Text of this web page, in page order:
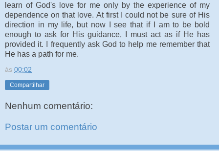
learn of God's love for me only by the experience of my
dependence on that love. At first I could not be sure of His
direction in my life, but now I see that if I am to be bold
enough to ask for His guidance, I must act as if He has
provided it. I frequently ask God to help me remember that
He has a path for me.
às 00:02
Compartilhar
Nenhum comentário:
Postar um comentário